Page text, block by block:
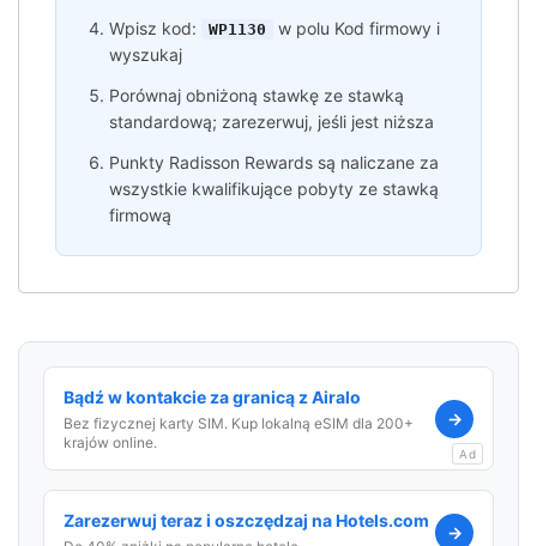
Wpisz kod:
WP1130
w polu Kod firmowy i
wyszukaj
Porównaj obniżoną stawkę ze stawką
standardową; zarezerwuj, jeśli jest niższa
Punkty Radisson Rewards są naliczane za
wszystkie kwalifikujące pobyty ze stawką
firmową
Bądź w kontakcie za granicą z Airalo
Bez fizycznej karty SIM. Kup lokalną eSIM dla 200+
krajów online.
→
Ad
Zarezerwuj teraz i oszczędzaj na Hotels.com
→